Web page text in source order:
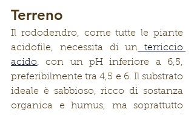
Terreno
Il rododendro, come tutte le piante
acidofile, necessita di un terriccio
acido, con un pH inferiore a 6,5,
preferibilmente tra 4,5 e 6. Il substrato
ideale è sabbioso, ricco di sostanza
organica e humus, ma soprattutto